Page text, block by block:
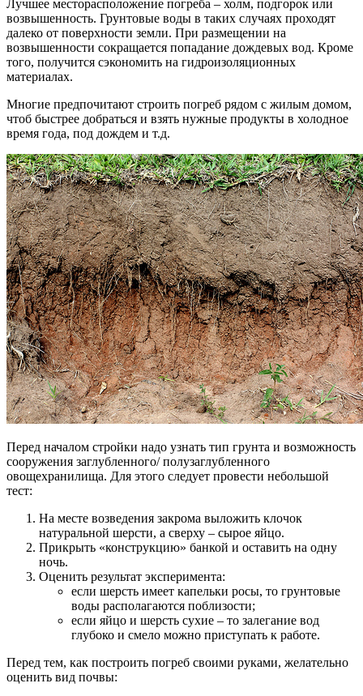
Лучшее месторасположение погреба – холм, подгорок или
возвышенность. Грунтовые воды в таких случаях проходят
далеко от поверхности земли. При размещении на
возвышенности сокращается попадание дождевых вод. Кроме
того, получится сэкономить на гидроизоляционных
материалах.
Многие предпочитают строить погреб рядом с жилым домом,
чтоб быстрее добраться и взять нужные продукты в холодное
время года, под дождем и т.д.
Перед началом стройки надо узнать тип грунта и возможность
сооружения заглубленного/ полузаглубленного
овощехранилища. Для этого следует провести небольшой
тест:
На месте возведения закрома выложить клочок
натуральной шерсти, а сверху – сырое яйцо.
Прикрыть «конструкцию» банкой и оставить на одну
ночь.
Оценить результат эксперимента:
если шерсть имеет капельки росы, то грунтовые
воды располагаются поблизости;
если яйцо и шерсть сухие – то залегание вод
глубоко и смело можно приступать к работе.
Перед тем, как построить погреб своими руками, желательно
оценить вид почвы: